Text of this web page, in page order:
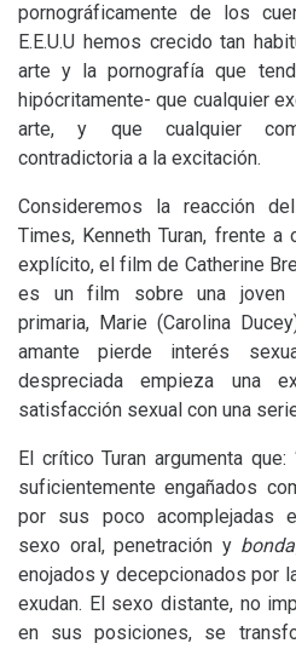
pornográficamente de los
E.E.U.U hemos crecido tan
arte y la pornografía que
hipócritamente- que cualquier
arte, y que cualquier
contradictoria a la excitación.
Consideremos la reacción
Times, Kenneth Turan, frente
explícito, el film de Catherine
es un film sobre una joven
primaria, Marie (Carolina
amante pierde interés
despreciada empieza una
satisfacción sexual con una
El crítico Turan argumenta
suficientemente engañados
por sus poco acomplejadas
sexo oral, penetración y
enojados y decepcionados por
exudan. El sexo distante, no
en sus posiciones, se